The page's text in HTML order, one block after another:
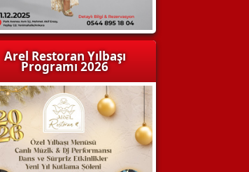
Arel Restoran Yılbaşı
Programı 2026